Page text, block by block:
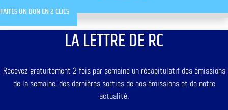
FAITES UN DON EN 2 CLICS
LA LETTRE DE RC
Recevez gratuitement 2 fois par semaine un récapitulatif des émissions
de la semaine, des dernières sorties de nos émissions et de notre
actualité.